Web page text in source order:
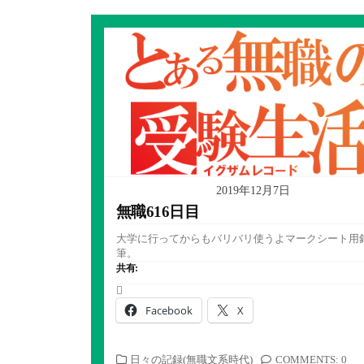
2019年12月7日
無職616日目
大学に行ってからもバリバリ使うよマークシート用
筆。
共有:
Facebook X
カ日々の記録(無職文系時代) COMMENTS: 0